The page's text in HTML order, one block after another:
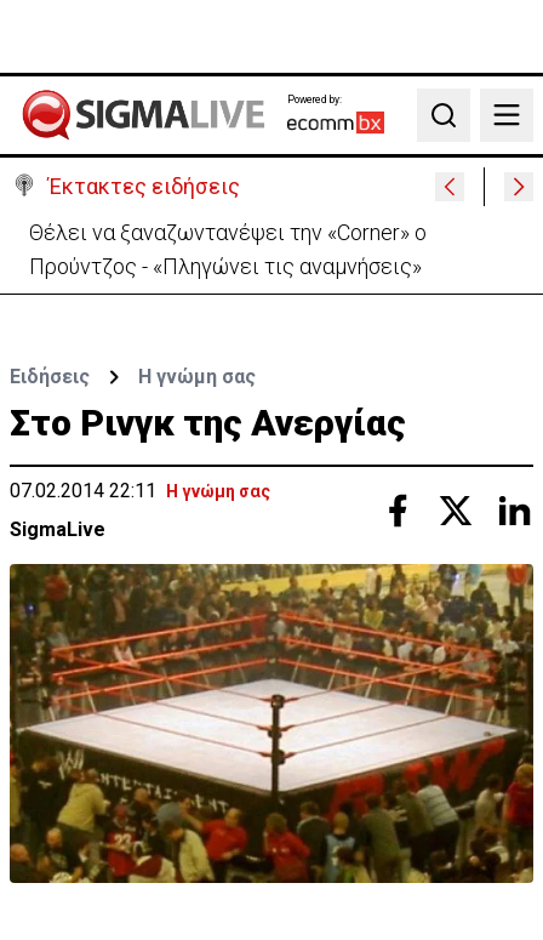
Powered by:
Search
Έκτακτες ειδήσεις
Θέλει να ξαναζωντανέψει την «Corner» o
Προύντζος - «Πληγώνει τις αναμνήσεις»
Ειδήσεις H γνώμη σας
Στο Ρινγκ της Ανεργίας
07.02.2014 22:11 Η γνώμη σας
SigmaLive